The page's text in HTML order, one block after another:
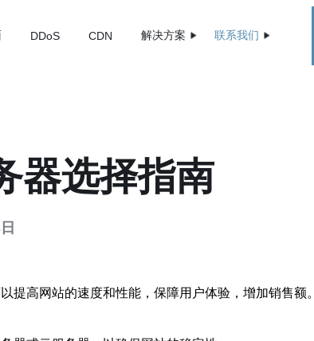
DDoS CDN 解决方案 联系我们
器选择指南
高网站的速度和性能，保障用户体验，增加销售额。